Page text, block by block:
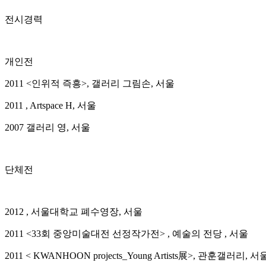
전시경력
개인전
2011 <인위적 즉흥>, 갤러리 그림손, 서울
2011 , Artspace H, 서울
2007 갤러리 영, 서울
단체전
2012 , 서울대학교 폐수영장, 서울
2011 <33회 중앙미술대전 선정작가전> , 예술의 전당 , 서울
2011 < KWANHOON projects_Young Artists展>, 관훈갤러리, 서